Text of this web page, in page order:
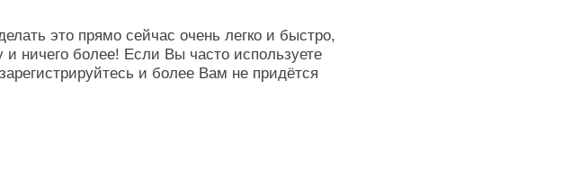
это прямо сейчас очень легко и быстро,
и ничего более! Если Вы часто используете
и более Вам не придётся